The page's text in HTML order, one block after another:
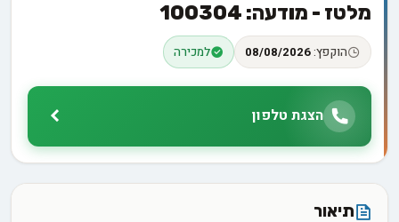
מלטז - מודעה: 100304
הוקפץ:08/08/2026 למכירה
הצגת טלפון
תיאור